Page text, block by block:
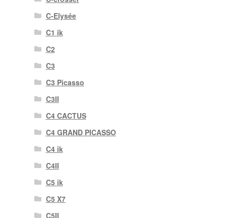
C-Elysée
C1 ik
C2
C3
C3 Picasso
C3II
C4 CACTUS
C4 GRAND PICASSO
C4 ik
C4II
C5 ik
C5 X7
C5II